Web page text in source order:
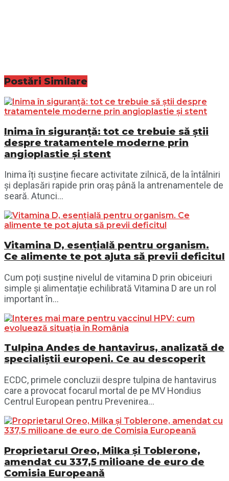
Postări Similare
Inima în siguranță: tot ce trebuie să știi
despre tratamentele moderne prin
angioplastie și stent
Inima îți susține fiecare activitate zilnică, de la întâlniri
și deplasări rapide prin oraș până la antrenamentele de
seară. Atunci...
Vitamina D, esențială pentru organism.
Ce alimente te pot ajuta să previi deficitul
Cum poți susține nivelul de vitamina D prin obiceiuri
simple și alimentație echilibrată Vitamina D are un rol
important în...
Tulpina Andes de hantavirus, analizată de
specialiștii europeni. Ce au descoperit
ECDC, primele concluzii despre tulpina de hantavirus
care a provocat focarul mortal de pe MV Hondius
Centrul European pentru Prevenirea...
Proprietarul Oreo, Milka și Toblerone,
amendat cu 337,5 milioane de euro de
Comisia Europeană